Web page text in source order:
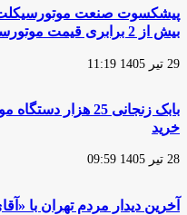
2021
منتشر
شد
پیشکسوت صنعت موتورسیکلت
بیش از 2 برابری قیمت موتورسیکلت در مقایسه با سال 1404
29 تیر 1405 11:19
بابک زنجانی 25
خرید
28 تیر 1405 09:59
آخرین دیدار مردم تهران با